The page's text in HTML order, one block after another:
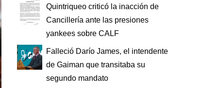
Quintriqueo criticó la inacción de
Cancillería ante las presiones
yankees sobre CALF
Falleció Darío James, el intendente
de Gaiman que transitaba su
segundo mandato